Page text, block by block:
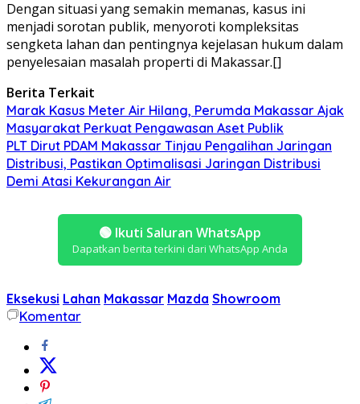
Dengan situasi yang semakin memanas, kasus ini
menjadi sorotan publik, menyoroti kompleksitas
sengketa lahan dan pentingnya kejelasan hukum dalam
penyelesaian masalah properti di Makassar.[]
Berita Terkait
Marak Kasus Meter Air Hilang, Perumda Makassar Ajak
Masyarakat Perkuat Pengawasan Aset Publik
PLT Dirut PDAM Makassar Tinjau Pengalihan Jaringan
Distribusi, Pastikan Optimalisasi Jaringan Distribusi
Demi Atasi Kekurangan Air
🟢 Ikuti Saluran WhatsApp
Dapatkan berita terkini dari WhatsApp Anda
Eksekusi Lahan Makassar Mazda Showroom
Komentar